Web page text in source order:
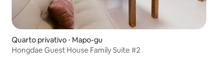
Quarto privativo ⋅ Mapo-gu
Hongdae Guest House Family Suite #2